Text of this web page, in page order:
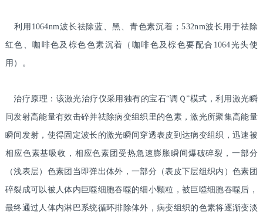
利用1064nm波长祛除蓝、黑、青色素沉着；532nm波长用于祛除
红色、咖啡色及棕色色素沉着（咖啡色及棕色要配合1064光头使
用）。
治疗原理：该激光治疗仪采用独有的宝石“调Ｑ”模式，利用激光瞬
间发射高能量有效击碎并祛除病变组织里的色素，激光所聚集高能量
瞬间发射，使得固定波长的激光瞬间穿透表皮到达病变组织，迅速被
相应色素基吸收，相应色素团受热急速膨胀瞬间爆破碎裂，一部分
（浅表层）色素团当即弹出体外，一部分（表皮下层组织内）色素团
碎裂成可以被人体内巨噬细胞吞噬的细小颗粒，被巨噬细胞吞噬后，
最终通过人体内淋巴系统循环排除体外，病变组织的色素将逐渐变淡